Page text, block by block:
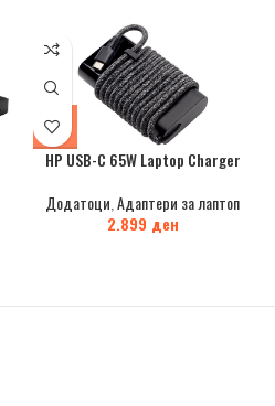
HP USB-C 65W Laptop Charger
Додатоци ,Адаптери за лаптоп
2.899 ден